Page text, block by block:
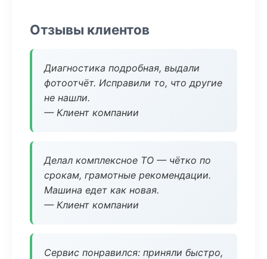
Отзывы клиентов
Диагностика подробная, выдали
фотоотчёт. Исправили то, что другие
не нашли.
— Клиент компании
Делал комплексное ТО — чётко по
срокам, грамотные рекомендации.
Машина едет как новая.
— Клиент компании
Сервис понравился: приняли быстро,